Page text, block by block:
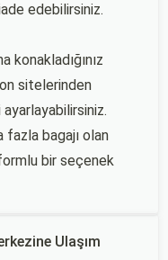
edebilirsiniz.
konakladığınız
sitelerinden
fazla bagajı olan
bir seçenek
Ulaşım